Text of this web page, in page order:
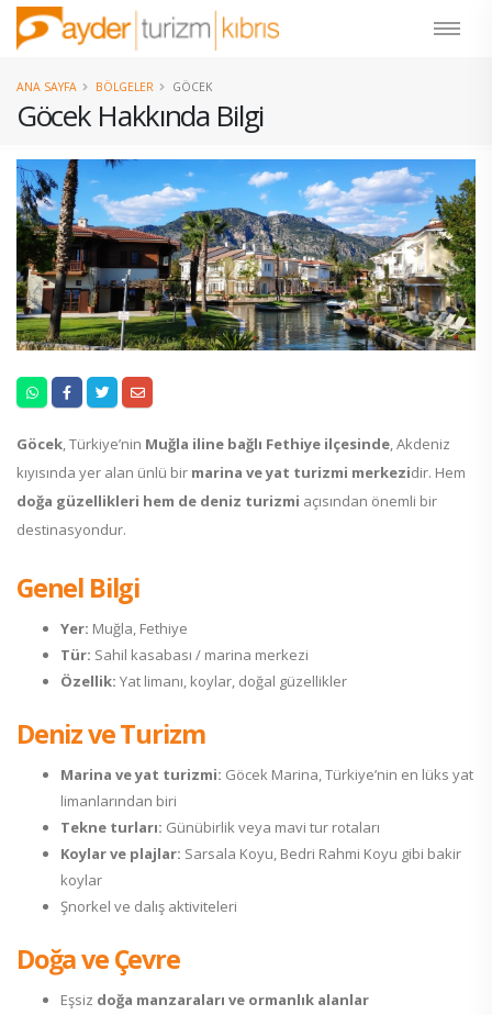
Göcek Hakkında Bilgi
ANA SAYFA BÖLGELER GÖCEK
Göcek, Türkiye’nin Muğla iline bağlı Fethiye ilçesinde, Akdeniz
kıyısında yer alan ünlü bir marina ve yat turizmi merkezidir. Hem
doğa güzellikleri hem de deniz turizmi açısından önemli bir
destinasyondur.
Genel Bilgi
Yer: Muğla, Fethiye
Tür: Sahil kasabası / marina merkezi
Özellik: Yat limanı, koylar, doğal güzellikler
Deniz ve Turizm
Marina ve yat turizmi: Göcek Marina, Türkiye’nin en lüks yat
limanlarından biri
Tekne turları: Günübirlik veya mavi tur rotaları
Koylar ve plajlar: Sarsala Koyu, Bedri Rahmi Koyu gibi bakir
koylar
Şnorkel ve dalış aktiviteleri
Doğa ve Çevre
Eşsiz doğa manzaraları ve ormanlık alanlar